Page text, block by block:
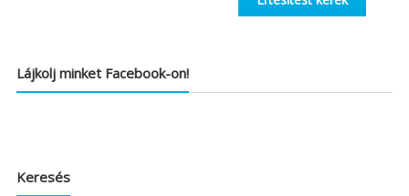
Lájkolj minket Facebook-on!
Keresés